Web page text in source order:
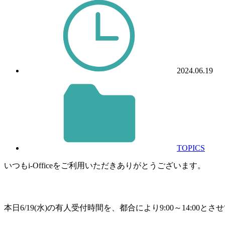
2024.06.19
TOPICS
いつもi-Officeをご利用いただきありがとうございます。
本日6/19(水)の有人受付時間を、都合により9:00～14:00とさせ